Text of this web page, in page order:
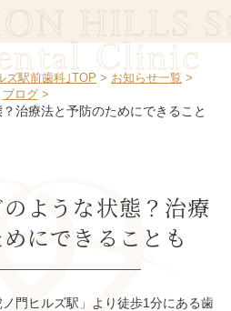
HILLS
Clinic
ズ駅前歯科｣TOP
お知らせ一覧
ブログ
治療法と予防のためにできること
ような状態？治療
にできることも
門ヒルズ駅」より徒歩1分にある歯